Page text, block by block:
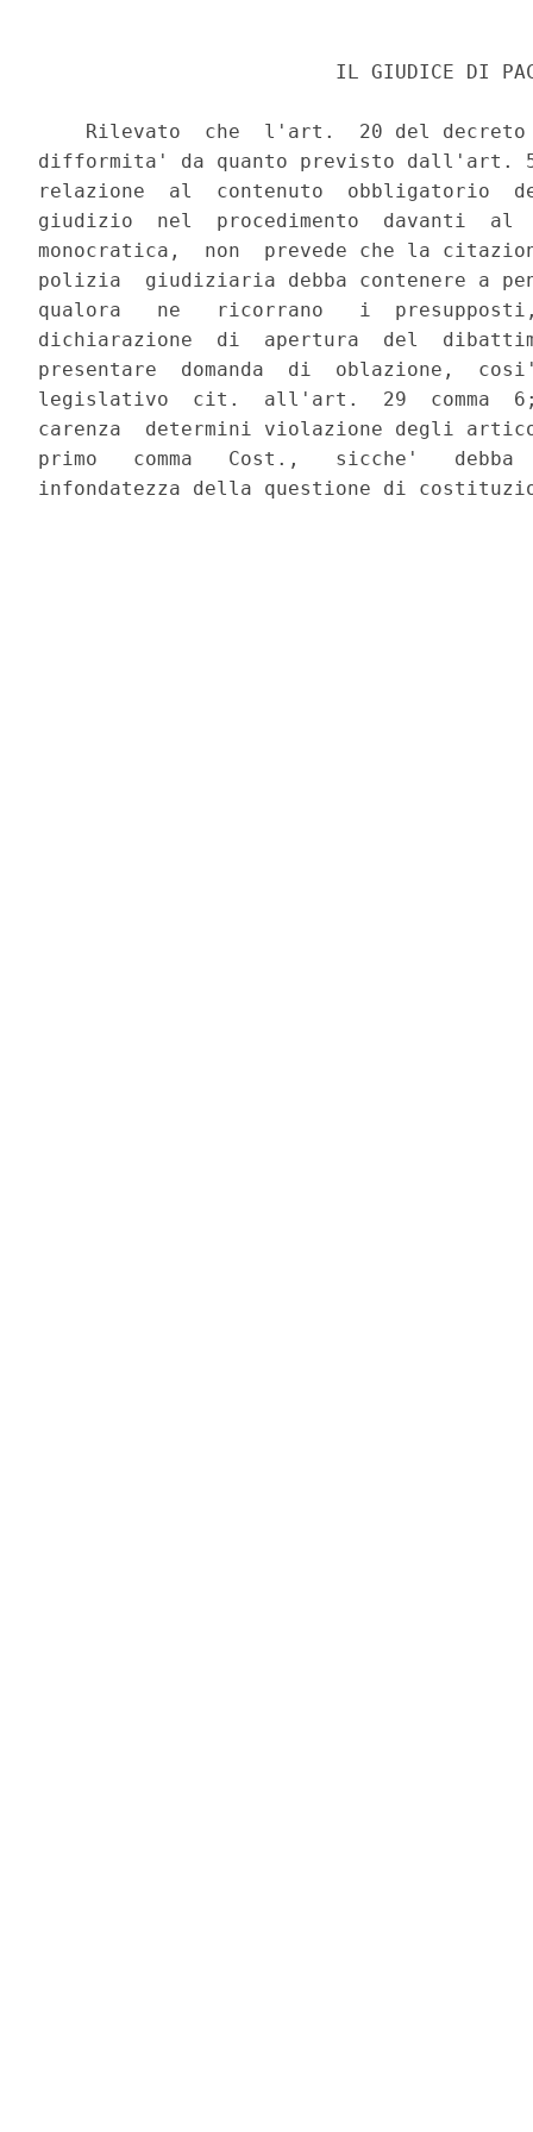
IL GIUDICE DI
Rilevato  che  l'art.  20 del
difformita' da quanto previsto
relazione  al  contenuto  obbligatorio
giudizio  nel  procedimento  davanti  al
monocratica,  non  prevede che la
polizia  giudiziaria debba contenere a
qualora   ne   ricorrano   i
dichiarazione  di  apertura  del
presentare  domanda  di  oblazione,
legislativo  cit.  all'art.  29  comma
carenza  determini violazione degli
primo   comma   Cost.,   sicche'   debba